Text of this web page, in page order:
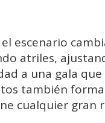
escenario
atriles,
a una gala
también
cualquier gran